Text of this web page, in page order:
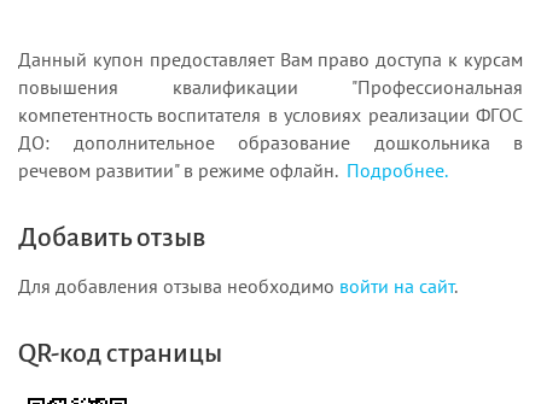
Данный купон предоставляет Вам право доступа к курсам
повышения квалификации "Профессиональная
компетентность воспитателя в условиях реализации ФГОС
ДО: дополнительное образование дошкольника в
речевом развитии" в режиме офлайн. Подробнее.
Добавить отзыв
Для добавления отзыва необходимо войти на сайт.
QR-код страницы